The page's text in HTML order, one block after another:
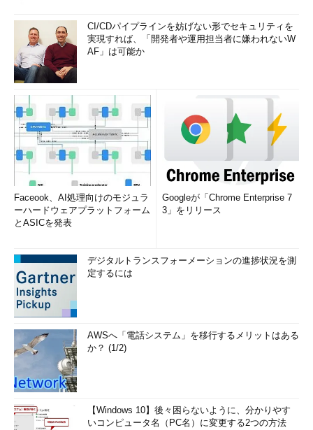
CI/CDパイプラインを妨げない形でセキュリティを
実現すれば、「開発者や運用担当者に嫌われないW
AF」は可能か
Faceook、AI処理向けのモジュラ
ーハードウェアプラットフォーム
とASICを発表
Googleが「Chrome Enterprise 7
3」をリリース
デジタルトランスフォーメーションの進捗状況を測
定するには
AWSへ「電話システム」を移行するメリットはある
か？ (1/2)
【Windows 10】後々困らないように、分かりやす
いコンピュータ名（PC名）に変更する2つの方法